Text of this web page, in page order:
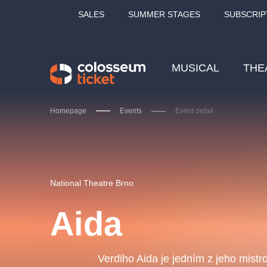
SALES SUMMER STAGES
MUSICAL
Homepage Events Event detail
National Theatre Brno
Aida
Verdiho Aida je jedním z jeho
OBYČEJNÁ HOLKA